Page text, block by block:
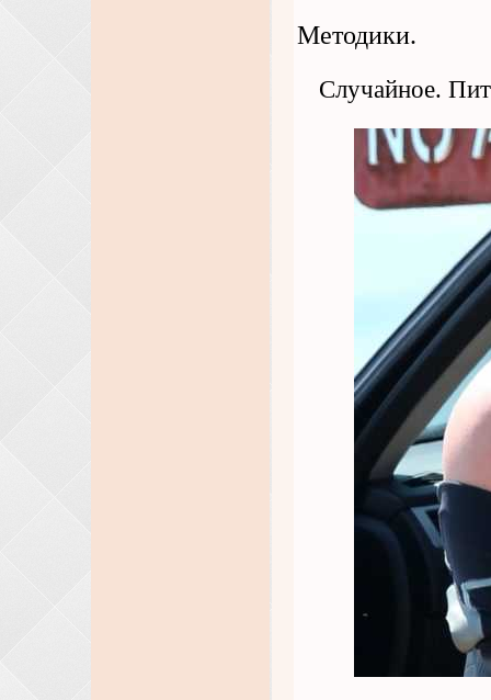
Методики.
Случайное.